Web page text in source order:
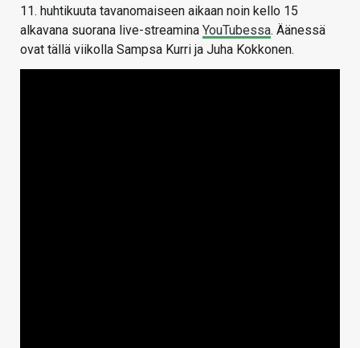
11. huhtikuuta tavanomaiseen aikaan noin kello 15
alkavana suorana live-streamina YouTubessa. Äänessä
ovat tällä viikolla Sampsa Kurri ja Juha Kokkonen.